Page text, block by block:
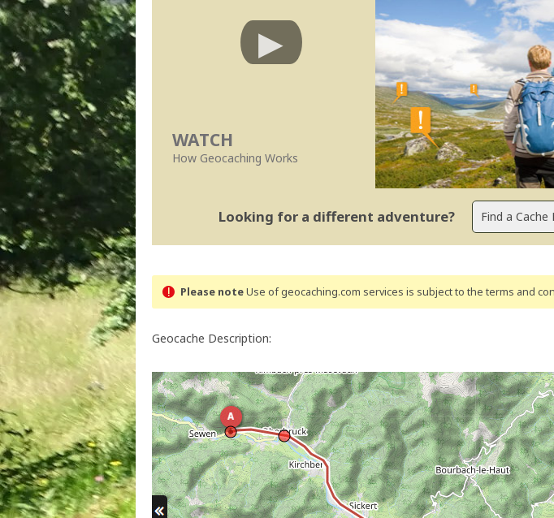
WATCH
How Geocaching Works
Looking for a different adventure?
Please noteUse of geocaching.com services is subject to the terms and
Geocache Description: